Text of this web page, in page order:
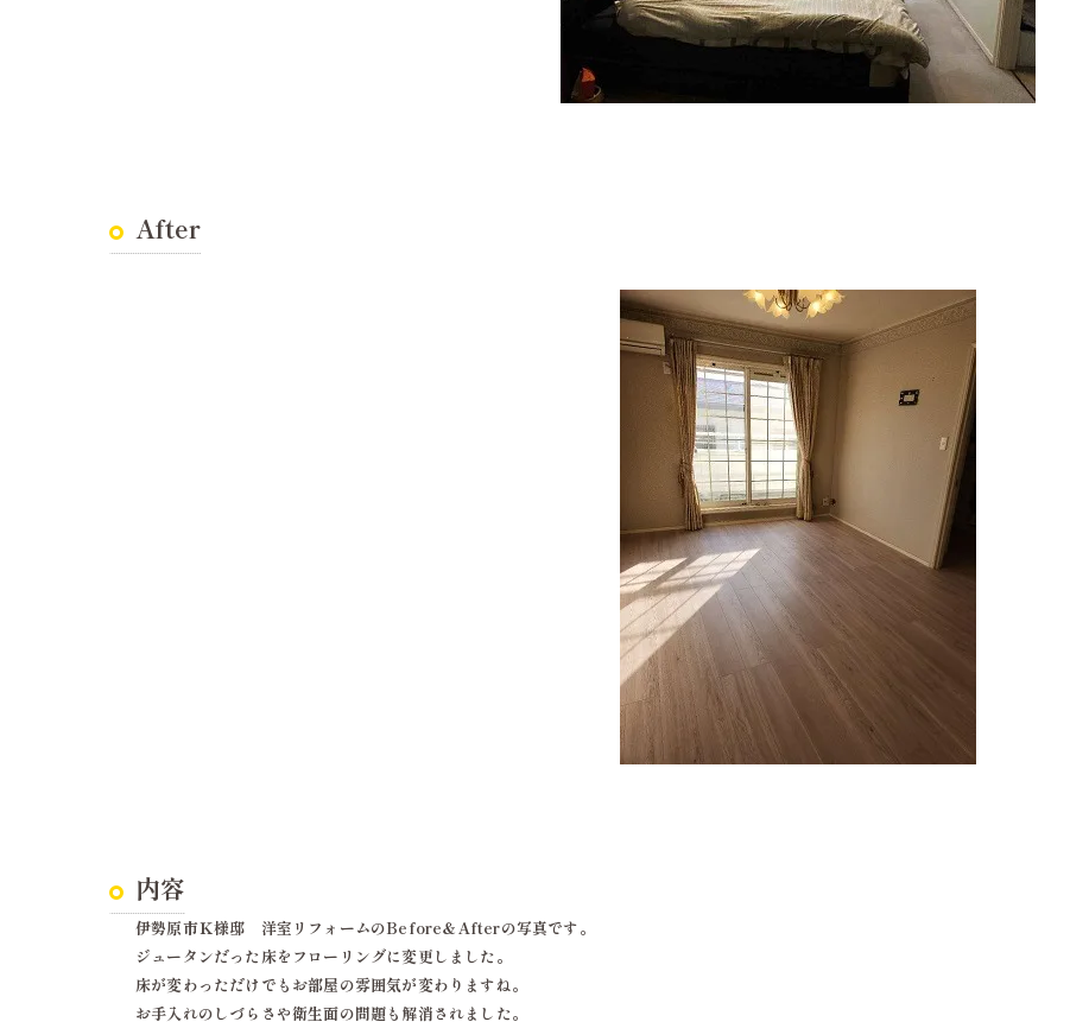
After
内容
伊勢原市Ｋ様邸 洋室リフォームのBefore＆Afterの写真です。
ジュータンだった床をフローリングに変更しました。
床が変わっただけでもお部屋の雰囲気が変わりますね。
お手入れのしづらさや衛生面の問題も解消されました。